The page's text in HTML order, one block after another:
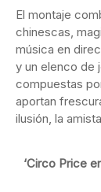
El montaje
chinescas,
música en
y un elenco de
compuestas
aportan
ilusión, la
‘Circo Price